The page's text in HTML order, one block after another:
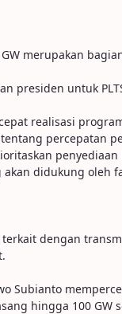
merupakan
presiden untuk
realisasi
percepatan
akan didukung
dengan
Subianto
hingga 100 GW